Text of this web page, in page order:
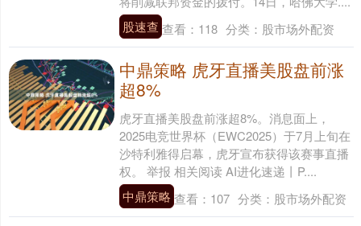
股速查 查看： 118 分类： 股市场外配资
中鼎策略 虎牙直播美股盘前涨
超8%
虎牙直播美股盘前涨超8%。消息面上，
2025电竞世界杯（EWC2025）于7月上旬在
沙特利雅得启幕，虎牙宣布获得该赛事直播
权。 举报 相关阅读 AI进化速递丨P....
中鼎策略 查看： 107 分类： 股市场外配资